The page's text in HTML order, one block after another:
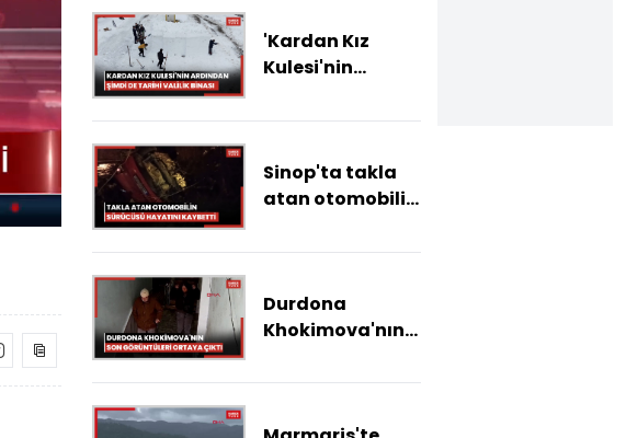
'Kardan Kız
Kulesi'nin
de tarihi valilik
köylerine
taşıdılar
Sinop'ta takla
atan otomobilin
hayatını
Durdona
Khokimova'nın
ortaya çıktı